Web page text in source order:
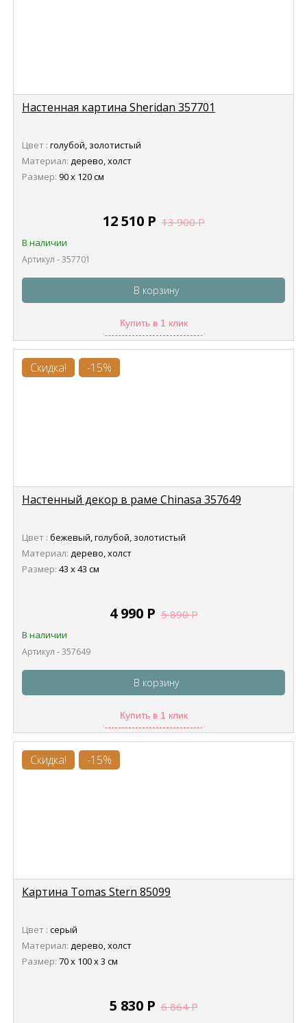
Настенная картина Sheridan 357701
Цвет : голубой, золотистый
Материал: дерево, холст
Размер: 90 х 120 см
12 510 Р 13 900Р
В наличии
Артикул - 357701
В корзину
Купить в 1 клик
Скидка! -15%
Настенный декор в раме Chinasa 357649
Цвет : бежевый, голубой, золотистый
Материал: дерево, холст
Размер: 43 х 43 см
4 990 Р 5 890Р
В наличии
Артикул - 357649
В корзину
Купить в 1 клик
Скидка! -15%
Картина Tomas Stern 85099
Цвет : серый
Материал: дерево, холст
Размер: 70 х 100 х 3 см
5 830 Р 6 864Р